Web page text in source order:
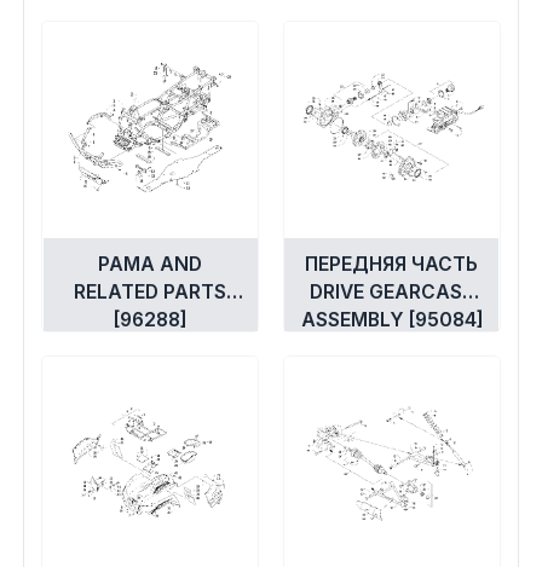
РАМА AND
RELATED PARTS
[96288]
ПЕРЕДНЯЯ ЧАСТЬ
DRIVE GEARCASE
ASSEMBLY [95084]